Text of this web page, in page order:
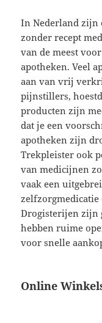
In Nederland zijn
zonder recept
van de meest
apotheken. Veel
aan van vrij
pijnstillers,
producten zijn
dat je een
apotheken zijn
Trekpleister ook
van medicijnen
vaak een
zelfzorgmedicatie
Drogisterijen zijn
hebben ruime
voor snelle
Online